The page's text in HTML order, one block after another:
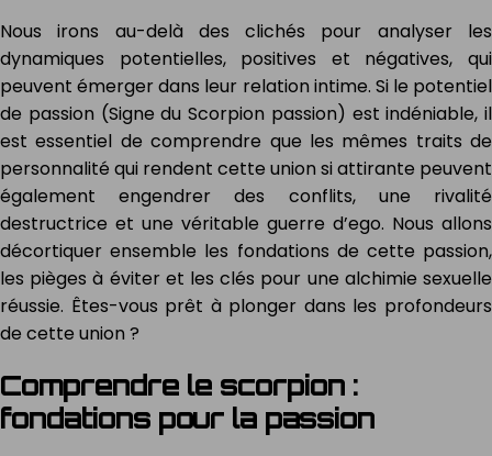
Nous irons au-delà des clichés pour analyser les
dynamiques potentielles, positives et négatives, qui
peuvent émerger dans leur relation intime. Si le potentiel
de passion (Signe du Scorpion passion) est indéniable, il
est essentiel de comprendre que les mêmes traits de
personnalité qui rendent cette union si attirante peuvent
également engendrer des conflits, une rivalité
destructrice et une véritable guerre d’ego. Nous allons
décortiquer ensemble les fondations de cette passion,
les pièges à éviter et les clés pour une alchimie sexuelle
réussie. Êtes-vous prêt à plonger dans les profondeurs
de cette union ?
Comprendre le scorpion :
fondations pour la passion